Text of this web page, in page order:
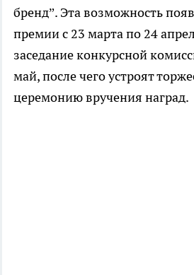
бренд”. Эта возможность
премии с 23 марта по 24
заседание конкурсной
май, после чего устроят
церемонию вручения наград.